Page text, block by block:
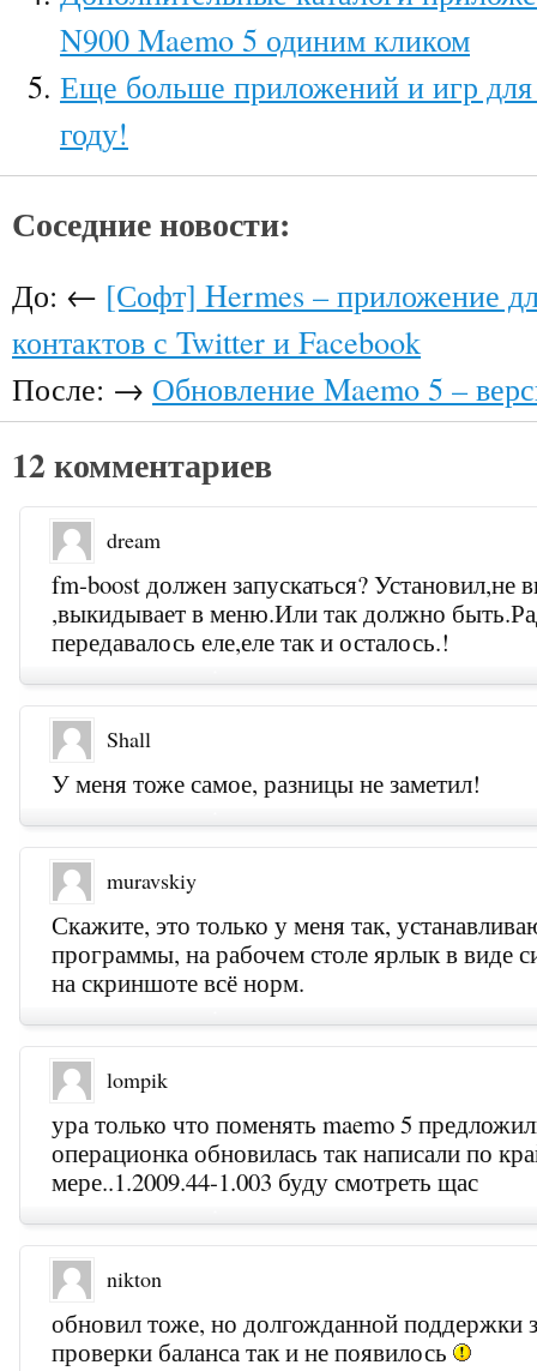
N900 Maemo 5 одиним кликом
Еще больше приложений и игр
году!
Соседние новости:
До: ← [Софт] Hermes – приложение
контактов с Twitter и Facebook
После: → Обновление Maemo 5 –
12 комментариев
dream
fm-boost должен запускаться? Установил,не
,выкидывает в меню.Или так должно
передавалось еле,еле так и осталось.!
Shall
У меня тоже самое, разницы не заметил!
muravskiy
Скажите, это только у меня так,
программы, на рабочем столе ярлык в виде
на скриншоте всё норм.
lompik
ура только что поменять maemo 5
операционка обновилась так написали по
мере..1.2009.44-1.003 буду смотреть щас
nikton
обновил тоже, но долгожданной поддержки
проверки баланса так и не появилось